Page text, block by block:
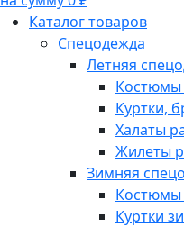
Каталог товаров
Спецодежда
Летняя
Костюмы
Куртки,
Халаты
Жилеты
Зимняя
Костюмы
Куртки